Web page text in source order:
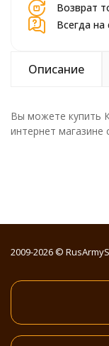
Возврат
Всегда на
Описание
Вы можете купить
интернет магазине
2009-2026 ©